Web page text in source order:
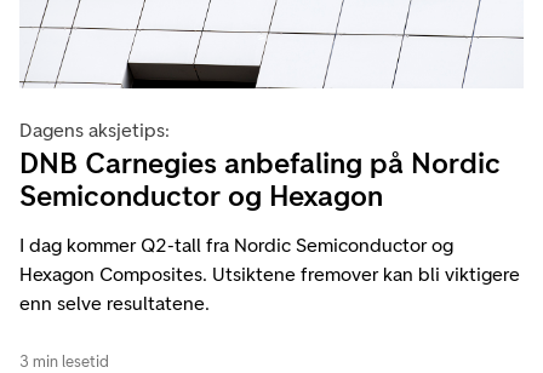
Dagens aksjetips:
DNB Carnegies anbefaling på Nordic
Semiconductor og Hexagon
I dag kommer Q2-tall fra Nordic Semiconductor og
Hexagon Composites. Utsiktene fremover kan bli viktigere
enn selve resultatene.
3 min lesetid